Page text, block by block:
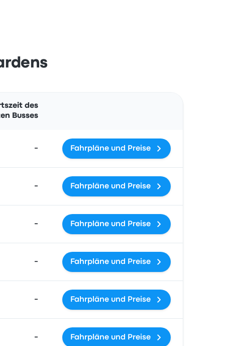
des
Busses
- Fahrpläne und Preise
- Fahrpläne und Preise
- Fahrpläne und Preise
- Fahrpläne und Preise
- Fahrpläne und Preise
- Fahrpläne und Preise